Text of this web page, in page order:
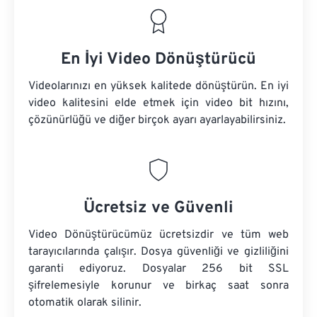
En İyi Video Dönüştürücü
Videolarınızı en yüksek kalitede dönüştürün. En iyi
video kalitesini elde etmek için video bit hızını,
çözünürlüğü ve diğer birçok ayarı ayarlayabilirsiniz.
Ücretsiz ve Güvenli
Video Dönüştürücümüz ücretsizdir ve tüm web
tarayıcılarında çalışır. Dosya güvenliği ve gizliliğini
garanti ediyoruz. Dosyalar 256 bit SSL
şifrelemesiyle korunur ve birkaç saat sonra
otomatik olarak silinir.